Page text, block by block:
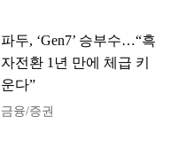
파두, ‘Gen7’ 승부수…“흑
자전환 1년 만에 체급 키
운다”
금융/증권